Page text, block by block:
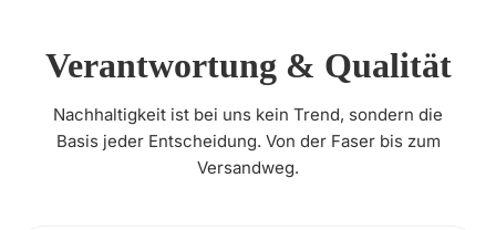
Verantwortung & Qualität
Nachhaltigkeit ist bei uns kein Trend, sondern die
Basis jeder Entscheidung. Von der Faser bis zum
Versandweg.